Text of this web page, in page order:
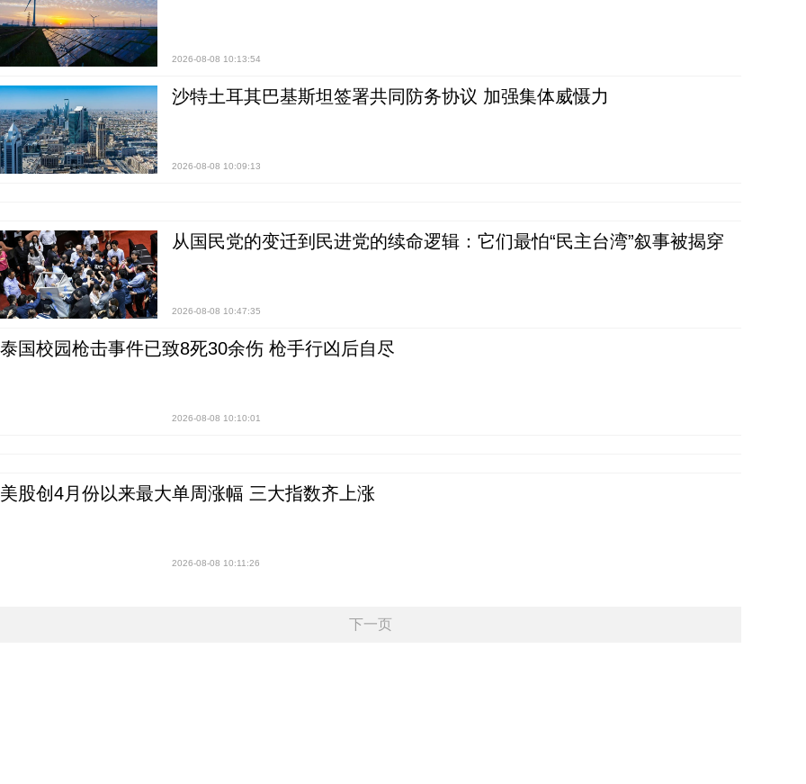
2026-08-08 10:13:54
沙特土耳其巴基斯坦签署共同防务协议 加强集体威慑力
2026-08-08 10:09:13
从国民党的变迁到民进党的续命逻辑：它们最怕“民主台湾”叙事被揭穿
2026-08-08 10:47:35
泰国校园枪击事件已致8死30余伤 枪手行凶后自尽
2026-08-08 10:10:01
美股创4月份以来最大单周涨幅 三大指数齐上涨
2026-08-08 10:11:26
下一页